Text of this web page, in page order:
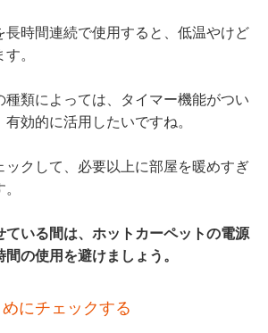
長時間連続で使用すると、低温やけど
。
種類によっては、タイマー機能がつい
効的に活用したいですね。
ックして、必要以上に部屋を暖めすぎ
ている間は、ホットカーペットの電源
の使用を避けましょう。
にチェックする